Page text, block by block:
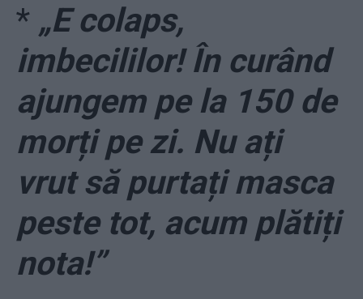
* „E colaps,
imbecililor! În curând
ajungem pe la 150 de
morți pe zi. Nu ați
vrut să purtați masca
peste tot, acum plătiți
nota!”